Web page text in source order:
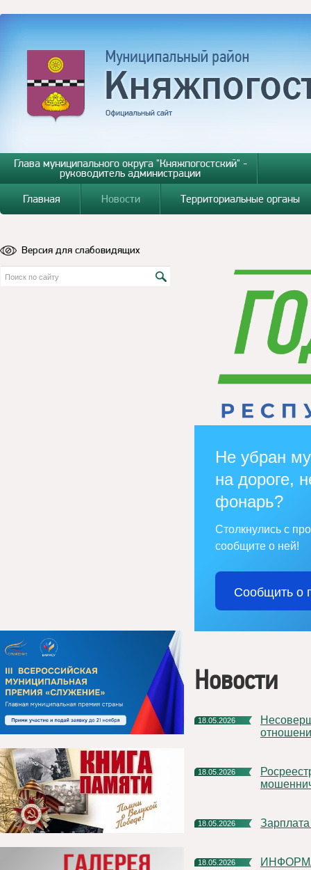
Глава муниципального округа "Княжпогостский" -
руководитель администрации
Главная
Новости Территориальные органы
Версия для слабовидящих
Не убран
на дороге,
фонарь?
Столкнулись с
сообщите о ней!
Сообщить о
Новости
18.05.2026
Несовершеннолетний ребенок: особенности трудовых
18.05.2026
Росреестр дал разъяснения в связи с новыми схемами
18.05.2026
18.05.2026